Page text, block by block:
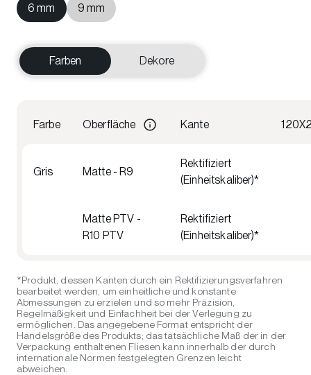
6 mm 9 mm
Farben Dekore
Farbe Oberfläche Kante
Gris Matte - R9
Rektifiziert
(Einheitskaliber)*
Matte PTV -
R10 PTV
Rektifiziert
(Einheitskaliber)*
*Produkt, dessen Kanten durch ein Rektifizierungsverfahren
bearbeitet werden, um einheitliche und konstante
Abmessungen zu erzielen und so mehr Präzision,
Regelmäßigkeit und Einfachheit bei der Verlegung zu
ermöglichen. Das angegebene Format entspricht der
Handelsgröße des Produkts; das tatsächliche Maß der in der
Verpackung enthaltenen Fliesen kann innerhalb der durch
internationale Normen festgelegten Grenzen leicht
abweichen.